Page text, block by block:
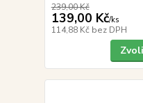
239,00 Kč
139,00 Kč/ks
114,88 Kč bez DPH